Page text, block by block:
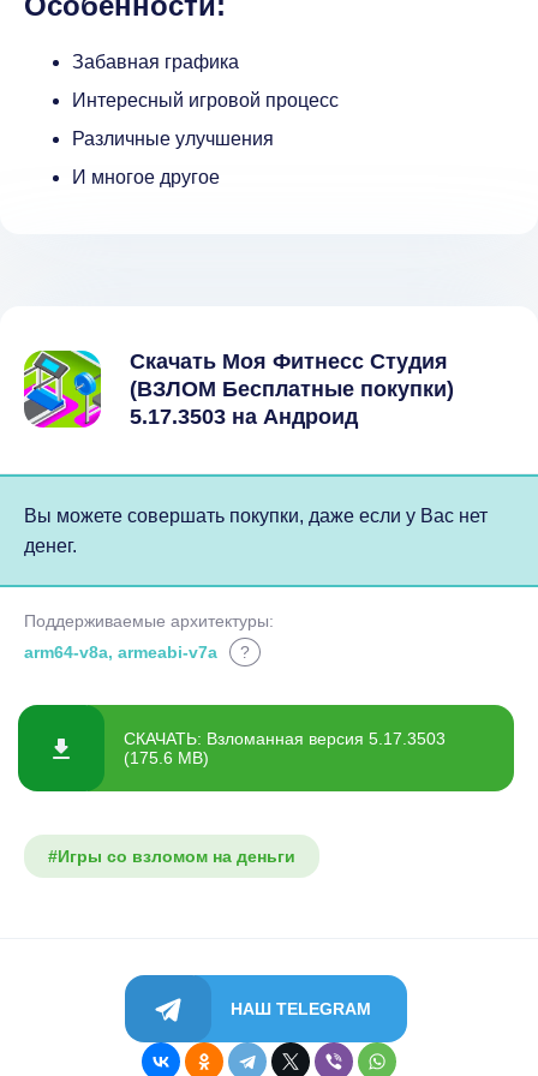
Забавная графика
Интересный игровой процесс
Различные улучшения
И многое другое
Скачать Моя Фитнесс Студия
(ВЗЛОМ Бесплатные покупки)
5.17.3503 на Андроид
Вы можете совершать покупки, даже если у Вас нет
денег.
Поддерживаемые архитектуры:
arm64-v8a, armeabi-v7a
?
СКАЧАТЬ: Взломанная версия 5.17.3503
(175.6 MB)
#Игры со взломом на деньги
НАШ TELEGRAM